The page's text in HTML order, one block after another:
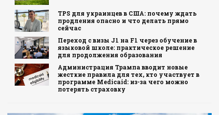
TPS для украинцев в США: почему ждать
продления опасно и что делать прямо
сейчас
Переход с визы J1 на F1 через обучение в
языковой школе: практическое решение
для продолжения образования
Администрация Трампа вводит новые
жесткие правила для тех, кто участвует в
программе Medicaid: из-за чего можно
потерять страховку